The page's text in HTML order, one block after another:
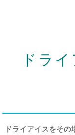
ドラ
ドライアイスをそ